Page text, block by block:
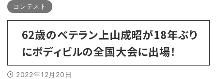
コンテスト
62歳のベテラン上山成昭が18年ぶり
にボディビルの全国大会に出場！
2022年12月20日